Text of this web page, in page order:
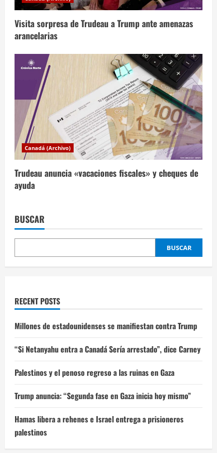
a
s
Visita sorpresa de Trudeau a Trump ante amenazas
arancelarias
Canadá (Archivo)
Trudeau anuncia «vacaciones fiscales» y cheques de
ayuda
BUSCAR
BUSCAR
RECENT POSTS
Millones de estadounidenses se manifiestan contra Trump
“Si Netanyahu entra a Canadá Sería arrestado”, dice Carney
Palestinos y el penoso regreso a las ruinas en Gaza
Trump anuncia: “Segunda fase en Gaza inicia hoy mismo”
Hamas libera a rehenes e Israel entrega a prisioneros
palestinos